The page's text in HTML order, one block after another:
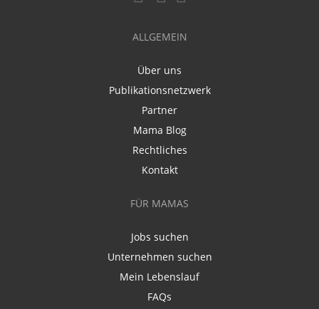
ALLGEMEIN
Über uns
Publikationsnetzwerk
Partner
Mama Blog
Rechtliches
Kontakt
FÜR MAMAS
Jobs suchen
Unternehmen suchen
Mein Lebenslauf
FAQs